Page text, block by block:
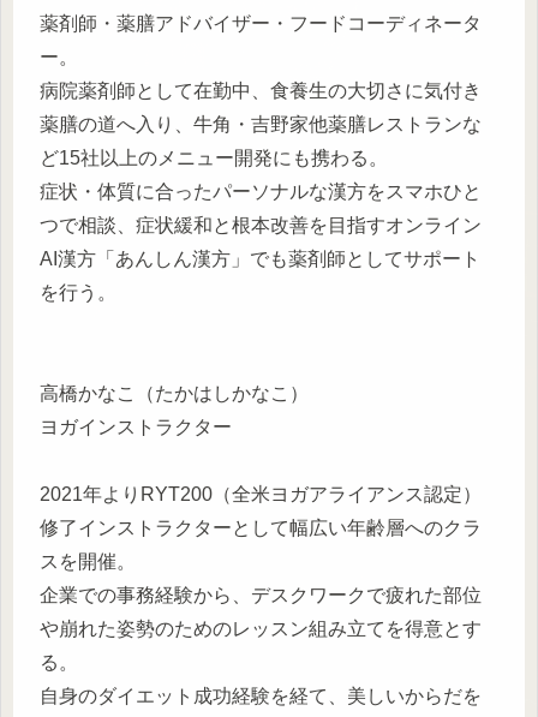
薬剤師・薬膳アドバイザー・フードコーディネータ
ー。
病院薬剤師として在勤中、食養生の大切さに気付き
薬膳の道へ入り、牛角・吉野家他薬膳レストランな
ど15社以上のメニュー開発にも携わる。
症状・体質に合ったパーソナルな漢方をスマホひと
つで相談、症状緩和と根本改善を目指すオンライン
AI漢方「あんしん漢方」でも薬剤師としてサポート
を行う。
高橋かなこ（たかはしかなこ）
ヨガインストラクター
2021年よりRYT200（全米ヨガアライアンス認定）
修了インストラクターとして幅広い年齢層へのクラ
スを開催。
企業での事務経験から、デスクワークで疲れた部位
や崩れた姿勢のためのレッスン組み立てを得意とす
る。
自身のダイエット成功経験を経て、美しいからだを